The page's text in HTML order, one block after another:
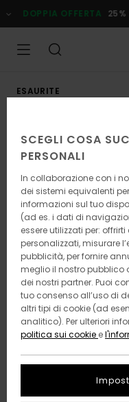
alle
informazioni
prodotto
DOPPIA OFFERTA 25%
ESAURITE
SCEGLI COSA
PERSONALI
In collaborazione con i
dei sistemi equivalenti
informazioni sul tuo
(ad es. i dati di
essere utilizzati per:
personalizzati, misurare
pubblicità, per fornire
meglio il nostro pubblico
dei nostri partner. Puoi
tuo consenso all’uso di
altri tipi di cookie (ad
analitico). Per ulteriori
politica sui cookie e